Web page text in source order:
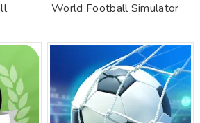
World Football Simulator